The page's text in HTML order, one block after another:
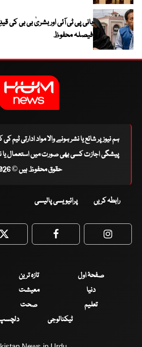
بانی پی ٹی آئی اور بشریٰ بی بی کی
فیصلہ محفوظ
ہم نیوز پر شائع یا نشر ہونے والا مواد ادارتی ٹیم
پیشگی اجازت کسی بھی صورت میں استعمال یا
حقوق محفوظ ہیں © 2026
رابطہ کریں پرائیویسی پالیسی
Twitter Facebook
صفحۂ اول تازہ ترین
دنیا
معیشت
تعلیم
صحت
ٹیکنالوجی